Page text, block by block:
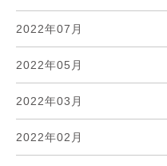
2022年07月
2022年05月
2022年03月
2022年02月